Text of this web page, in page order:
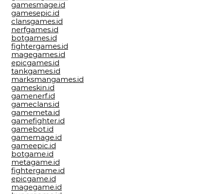
gamesmage.id
gamesepic.id
clansgames.id
nerfgames.id
botgames.id
fightergames.id
magegames.id
epicgames.id
tankgames.id
marksmangames.id
gameskin.id
gamenerf.id
gameclans.id
gamemeta.id
gamefighter.id
gamebot.id
gamemage.id
gameepic.id
botgame.id
metagame.id
fightergame.id
epicgame.id
magegame.id